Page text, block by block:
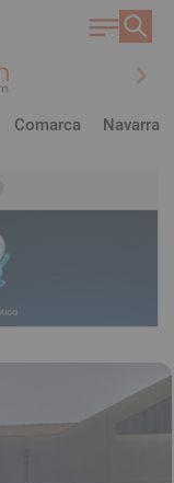
chevron_right
Comarca Navarra